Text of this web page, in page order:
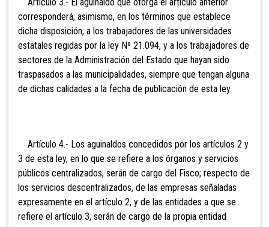
corresponderá, asimismo, en los términos que establece
dicha disposición, a los trabajadores de las universidades
estatales regidas por la ley Nº 21.094, y a los trabajadores de
sectores de la Administración del Estado que hayan sido
traspasados a las municipalidades, siempre que tengan alguna
de dichas calidades a la fecha de publicación de esta ley.
Artículo 4.- Los aguinaldos concedidos por los artículos 2 y
3 de esta ley, en lo que se refiere a los órganos y servicios
públicos centralizados, serán de cargo del Fisco; respecto de
los servicios descentralizados, de las empresas señaladas
expresamente en el artículo 2, y de las entidades a que se
refiere el artículo 3, serán de cargo de la propia entidad